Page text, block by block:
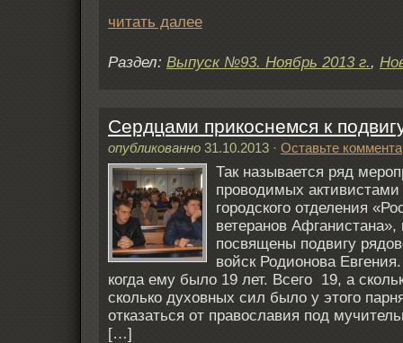
читать далее
Раздел: Выпуск №93. Ноябрь 2013 г.,
Сердцами прикоснемся к
опубликованно 31.10.2013 · Оставьте
Так называется ряд
проводимых активистами
городского отделения
ветеранов Афганистана»,
посвящены подвигу
войск Родионова
когда ему было 19 лет. Всего 19, а
сколько духовных сил было у этого
отказаться от православия под
[…]